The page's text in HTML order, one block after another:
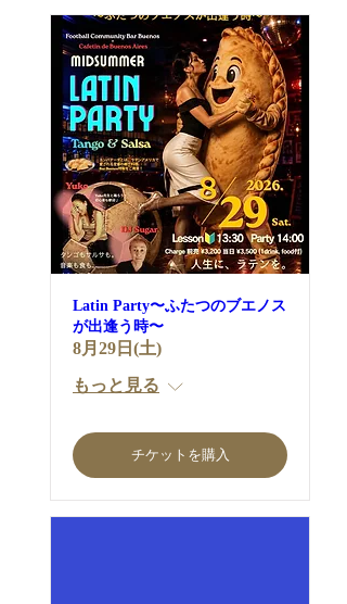
Latin Party〜ふたつのブエノス
が出逢う時〜
8月29日(土)
もっと見る
チケットを購入